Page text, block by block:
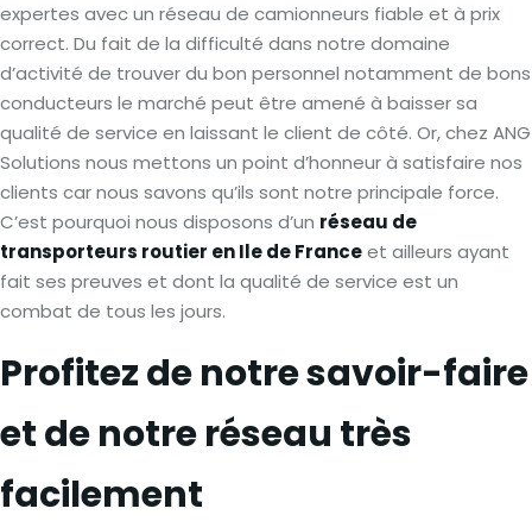
expertes avec un réseau de camionneurs fiable et à prix
correct. Du fait de la difficulté dans notre domaine
d’activité de trouver du bon personnel notamment de bons
conducteurs le marché peut être amené à baisser sa
qualité de service en laissant le client de côté. Or, chez ANG
Solutions nous mettons un point d’honneur à satisfaire nos
clients car nous savons qu’ils sont notre principale force.
C’est pourquoi nous disposons d’un réseau de
transporteurs routier en Ile de Franceet ailleurs ayant
fait ses preuves et dont la qualité de service est un
combat de tous les jours.
Profitez de notre savoir-faire
et de notre réseau très
facilement